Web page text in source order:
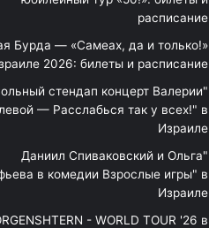
расписание
Бурда — «Самеах, да и только!»
2026: билеты и расписание
стендап концерт Валерии
— Расслабься так у всех!" в
Израиле
"Даниил Спиваковский и Ольга
в комедии Взрослые игры" в
Израиле
- WORLD TOUR '26 в